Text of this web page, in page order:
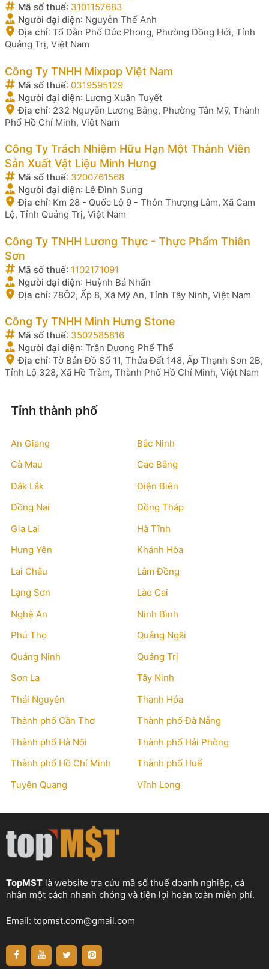
Mã số thuế: 3101157683
Người đại diện: Nguyễn Thế Anh
Địa chỉ: Tổ Dân Phố Đức Phong, Phường Đồng Hới, Tỉnh
Quảng Trị, Việt Nam
Công Ty TNHH Mixpop Việt Nam
Mã số thuế: 0319595129
Người đại diện: Lương Xuân Tuyết
Địa chỉ: 232 Nguyễn Lương Bằng, Phường Tân Mỹ, Thành
Phố Hồ Chí Minh, Việt Nam
Công Ty Trách Nhiệm Hữu Hạn Một Thành Viên
Sản Xuất Vật Liệu Minh Hưng
Mã số thuế: 3200761568
Người đại diện: Lê Đình Sung
Địa chỉ: Km 28 - Quốc Lộ 9 - Thôn Thượng Lâm, Xã Cam
Lộ, Tỉnh Quảng Trị, Việt Nam
Công Ty TNHH Lương Thực - Thực Phẩm Thiên
Sơn
Mã số thuế: 1102171091
Người đại diện: Huỳnh Bá Nhẩn
Địa chỉ: 78Ô2, Ấp 8, Xã Mỹ An, Tỉnh Tây Ninh, Việt Nam
Công Ty TNHH Minh Hưng Stone
Mã số thuế: 3502585816
Người đại diện: Trần Dương Phể Thể
Địa chỉ: Tờ Bản Đồ Số 11, Thửa Đất 148, Ấp Thạnh Sơn 2B,
Tỉnh Lộ 328, Xã Hồ Tràm, Thành Phố Hồ Chí Minh, Việt Nam
Tỉnh thành phố
An Giang
Bắc Ninh
Cà Mau
Cao Bằng
Đắk Lắk
Điện Biên
Đồng Nai
Đồng Tháp
Gia Lai
Hà Tĩnh
Hưng Yên
Khánh Hòa
Lai Châu
Lâm Đồng
Lạng Sơn
Lào Cai
Nghệ An
Ninh Bình
Phú Thọ
Quảng Ngãi
Quảng Ninh
Quảng Trị
Sơn La
Tây Ninh
Thái Nguyên
Thanh Hóa
Thành phố Cần Thơ
Thành phố Đà Nẵng
Thành phố Hà Nội
Thành phố Hải Phòng
Thành phố Hồ Chí Minh
Thành phố Huế
Tuyên Quang
Vĩnh Long
TopMST là website tra cứu mã số thuế doanh nghiệp, cá
nhân một cách nhanh chóng và tiện lợi hoàn toàn miễn phí.
Email: topmst.com@gmail.com